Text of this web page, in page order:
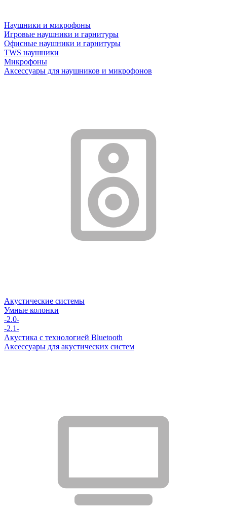
Наушники и микрофоны
Игровые наушники и гарнитуры
Офисные наушники и гарнитуры
TWS наушники
Микрофоны
Аксессуары для наушников и микрофонов
Акустические системы
Умные колонки
-2.0-
-2.1-
Акустика с технологией Bluetooth
Аксессуары для акустических систем